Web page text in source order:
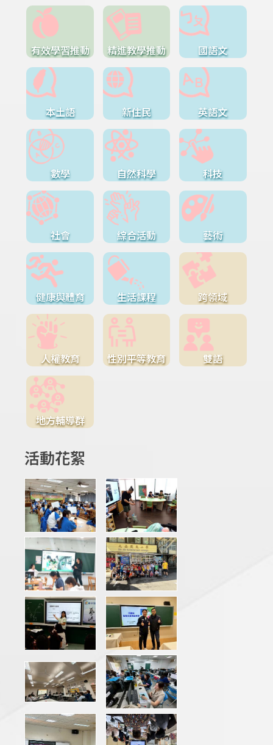
有效學習推動 精進教學推動 國語文
本土語 新住民 英語文
數學 自然科學 科技
社會 綜合活動 藝術
健康與體育 生活課程 跨領域
人權教育 性別平等教育 雙語
地方輔導群
活動花絮